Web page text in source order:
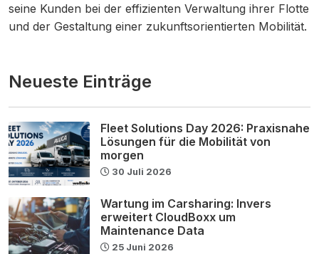
seine Kunden bei der effizienten Verwaltung ihrer Flotte
und der Gestaltung einer zukunftsorientierten Mobilität.
Neueste Einträge
Fleet Solutions Day 2026: Praxisnahe
Lösungen für die Mobilität von
morgen
30 Juli 2026
Wartung im Carsharing: Invers
erweitert CloudBoxx um
Maintenance Data
25 Juni 2026